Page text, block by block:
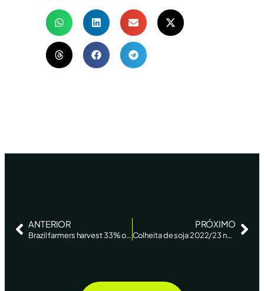
ANTERIOR
Brazil farmers harvest 33% of soybean-planted area, AgRural says – Reuters
PRÓXIMO
Colheita de soja 2022/23 no Brasil chega a 43%, diz AgRural – Reuters News